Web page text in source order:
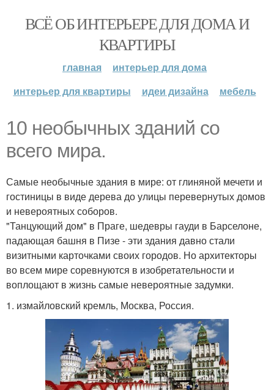
ВСЁ ОБ ИНТЕРЬЕРЕ ДЛЯ ДОМА И
КВАРТИРЫ
главная
интерьер для дома
интерьер для квартиры
идеи дизайна мебель
10 необычных зданий со
всего мира.
Самые необычные здания в мире: от глиняной мечети и
гостиницы в виде дерева до улицы перевернутых домов
и невероятных соборов.
"Танцующий дом" в Праге, шедевры гауди в Барселоне,
падающая башня в Пизе - эти здания давно стали
визитными карточками своих городов. Но архитекторы
во всем мире соревнуются в изобретательности и
воплощают в жизнь самые невероятные задумки.
1. измайловский кремль, Москва, Россия.